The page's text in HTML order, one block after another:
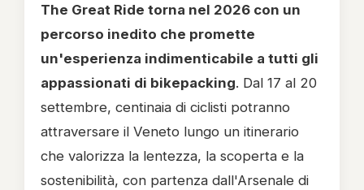
The Great Ride torna nel 2026 con un
percorso inedito che promette
un'esperienza indimenticabile a tutti gli
appassionati di bikepacking. Dal 17 al 20
settembre, centinaia di ciclisti potranno
attraversare il Veneto lungo un itinerario
che valorizza la lentezza, la scoperta e la
sostenibilità, con partenza dall'Arsenale di